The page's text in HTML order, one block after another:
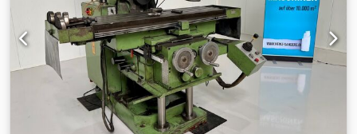
rankinis: 350 / 380 mm Pinolės reguliavimas, vertikaliai
ranka: 80 mm Mašinos matmenys apie: 1550 x 1620 x 1850
mm Mašinos svoris apie: 1300 kg Siegfried Volz Įrankinės
staklės Rüschebrinkstr. 151-153 DE - 44143 Dortmund -
Wambel / Vokietija